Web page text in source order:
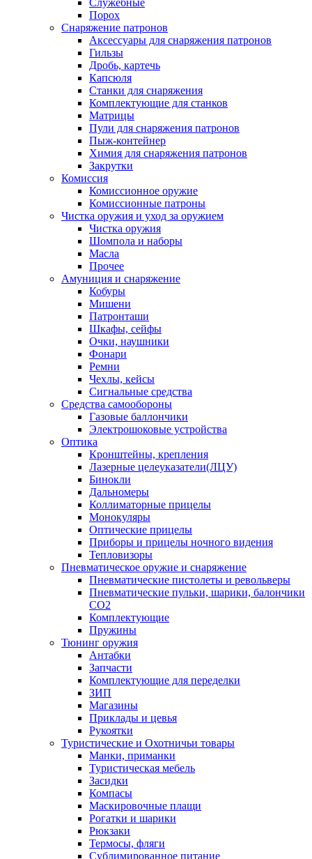
Служебные
Порох
Снаряжение патронов
Аксессуары для снаряжения патронов
Гильзы
Дробь, картечь
Капсюля
Станки для снаряжения
Комплектующие для станков
Матрицы
Пули для снаряжения патронов
Пыж-контейнер
Химия для снаряжения патронов
Закрутки
Комиссия
Комиссионное оружие
Комиссионные патроны
Чистка оружия и уход за оружием
Чистка оружия
Шомпола и наборы
Масла
Прочее
Амуниция и снаряжение
Кобуры
Мишени
Патронташи
Шкафы, сейфы
Очки, наушники
Фонари
Ремни
Чехлы, кейсы
Сигнальные средства
Средства самообороны
Газовые баллончики
Электрошоковые устройства
Оптика
Кронштейны, крепления
Лазерные целеуказатели(ЛЦУ)
Бинокли
Дальномеры
Коллиматорные прицелы
Монокуляры
Оптические прицелы
Приборы и прицелы ночного видения
Тепловизоры
Пневматическое оружие и снаряжение
Пневматические пистолеты и револьверы
Пневматические пульки, шарики, балончики
CO2
Комплектующие
Пружины
Тюнинг оружия
Антабки
Запчасти
Комплектующие для переделки
ЗИП
Магазины
Приклады и цевья
Рукоятки
Туристические и Охотничьи товары
Манки, приманки
Туристическая мебель
Засидки
Компасы
Маскировочные плащи
Рогатки и шарики
Рюкзаки
Термосы, фляги
Сублимированное питание